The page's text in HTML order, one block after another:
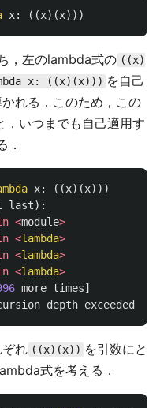
x: ((x)(x)))
，左のlambda式の ((x)
x: ((x)(x))) を自己
れる．このため，この
いつまでも自己適用す
．
x: ((x)(x)))
last):
<module>
<lambda>
<lambda>
<lambda>
more times]
depth exceeded
れ ((x)(x)) を引数にと
式を考える．